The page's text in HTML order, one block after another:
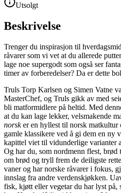
Utsolgt
Beskrivelse
Trenger du inspirasjon til
råvarer som vi vet at du allerede
lage noe supergodt som også ser
timer av forberedelser? Da er dette
Truls Torp Karlsen og Simen Vatne
MasterChef, og Truls gikk av med
bli matformidlere på heltid. Med
at du kan lage lekker, velsmakende
norsker en hyllest til norsk matkultur
gamle klassikere ved å gi dem en ny
kapittel viet til vidunderlige varianter
Og har du, som nordmenn flest,
om brød og tryll frem de deiligste
vaner og har norske råvarer i fokus,
innslag fra andre verdenskjøkken.
fisk, kjøtt eller vegetar du har lyst på,